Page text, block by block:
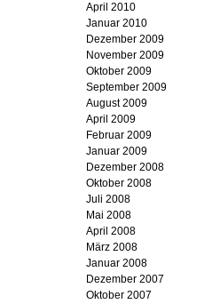
April 2010
Januar 2010
Dezember 2009
November 2009
Oktober 2009
September 2009
August 2009
April 2009
Februar 2009
Januar 2009
Dezember 2008
Oktober 2008
Juli 2008
Mai 2008
April 2008
März 2008
Januar 2008
Dezember 2007
Oktober 2007